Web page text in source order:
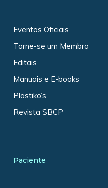
Eventos Oficiais
Torne-se um Membro
Editais
Manuais e E-books
Plastiko’s
Revista SBCP
Paciente